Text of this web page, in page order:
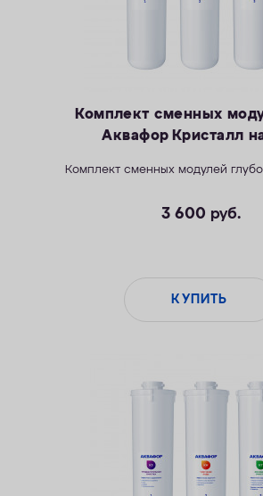
Комплект сменных
Аквафор Кристалл
Комплект сменных модулей
3 600 руб.
КУПИТЬ